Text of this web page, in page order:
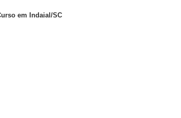
em Indaial/SC